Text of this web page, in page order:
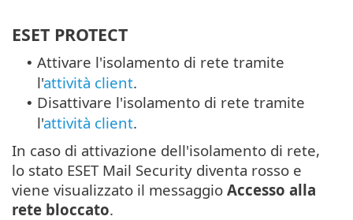
ESET PROTECT
• Attivare l'isolamento di rete tramite
l'attività client.
• Disattivare l'isolamento di rete tramite
l'attività client.
In caso di attivazione dell'isolamento di rete,
lo stato ESET Mail Security diventa rosso e
viene visualizzato il messaggio Accesso alla
rete bloccato.